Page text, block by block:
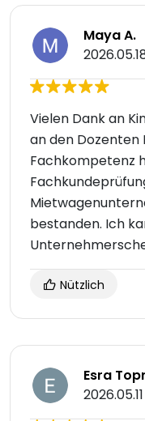
Maya A.
Vielen Dank an
an den Dozenten
Fachkompetenz
bestanden. Ich
Nützlich
Esra
2026.05.11